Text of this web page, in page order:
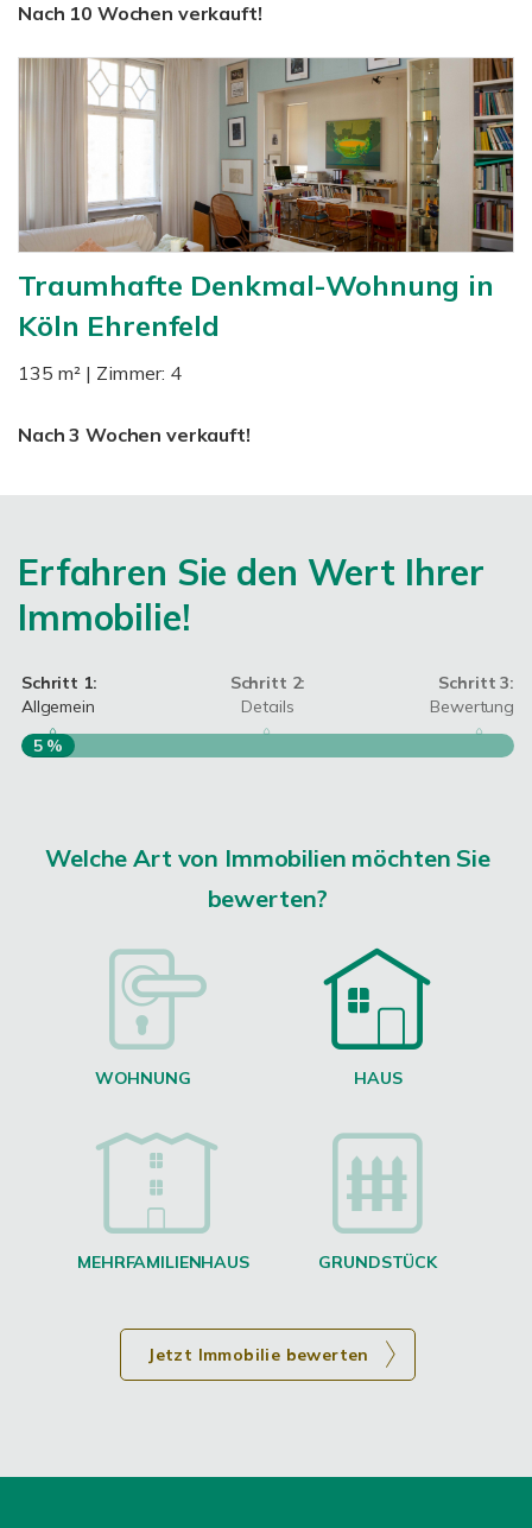
Nach 10 Wochen verkauft!
Traumhafte Denkmal-Wohnung in
Köln Ehrenfeld
135 m² | Zimmer: 4
Nach 3 Wochen verkauft!
Erfahren Sie den Wert Ihrer
Immobilie!
Schritt 1:
Allgemein
Schritt 2:
Details
Schritt 3:
Bewertung
5 %
Welche Art von Immobilien möchten Sie
bewerten?
WOHNUNG HAUS
MEHRFAMILIENHAUS GRUNDSTÜCK
Jetzt Immobilie bewerten